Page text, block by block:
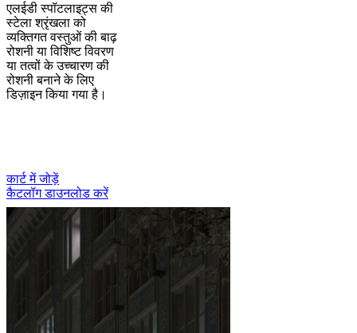
एलईडी स्पॉटलाइट्स की
स्टेला श्रृंखला को
व्यक्तिगत वस्तुओं की बाढ़
रोशनी या विशिष्ट विवरण
या तत्वों के उच्चारण की
रोशनी बनाने के लिए
डिज़ाइन किया गया है।
कार्ट में जोड़ें
कैटलॉग डाउनलोड करें